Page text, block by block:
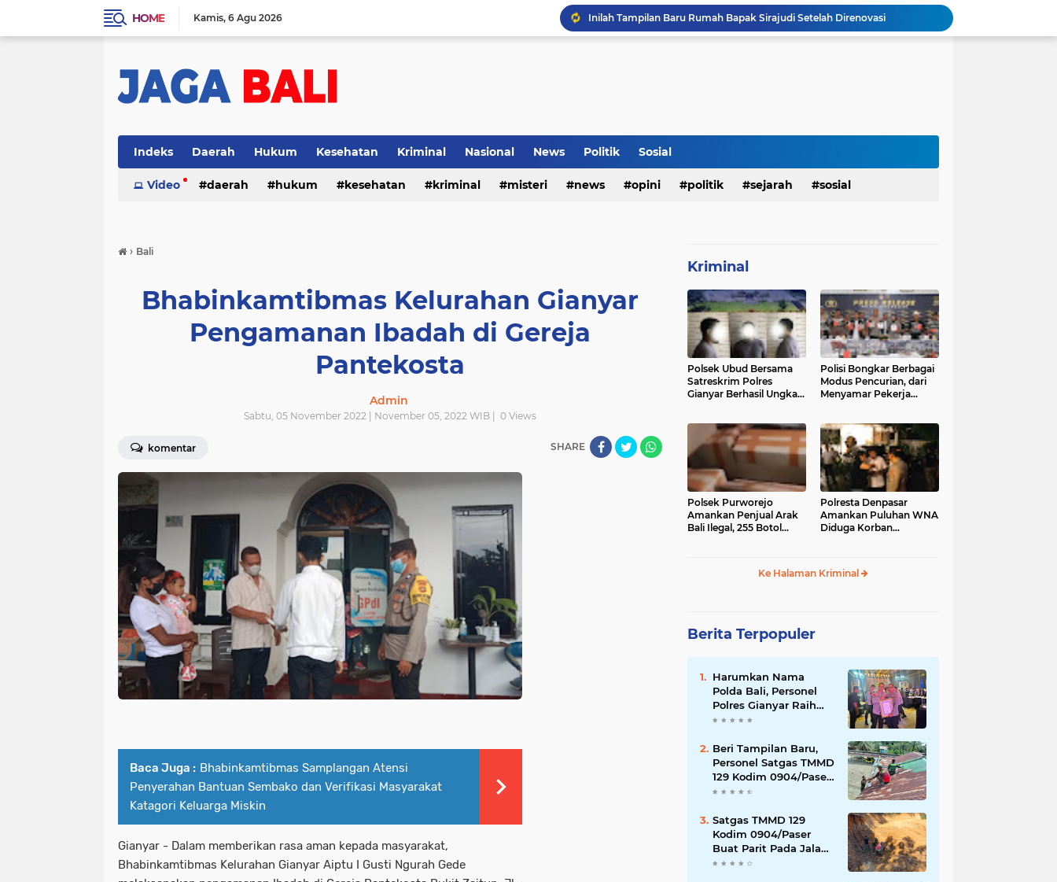
HOME Kamis 6 Agu 2026
Polresta Denpasar Ungkap Kasus Narkoba, Temukan Senpi dan Airsoft Gun Saat Pengerebekan
Polres Gianyar Gelar Apel Kesiapan Pengamanan Final Piala Presiden 2026
Inilah Tampilan Baru Rumah Bapak Sirajudi Setelah Direnovasi
Indeks Daerah Hukum Kesehatan Kriminal Nasional News Politik Sosial
Video daerah hukum kesehatan kriminal misteri news opini politik sejarah sosial
› Bali
Bhabinkamtibmas Kelurahan Gianyar
Pengamanan Ibadah di Gereja
Pantekosta
Admin
Sabtu, 05 November 2022 | November 05, 2022 WIB | 0 Views
komentar SHARE
Baca Juga : Bhabinkamtibmas Samplangan Atensi
Penyerahan Bantuan Sembako dan Verifikasi Masyarakat
Katagori Keluarga Miskin
Gianyar - Dalam memberikan rasa aman kepada masyarakat,
Bhabinkamtibmas Kelurahan Gianyar Aiptu I Gusti Ngurah Gede
Kriminal
Polsek Ubud Bersama
Satreskrim Polres
Gianyar Berhasil Ungkap
Polisi Bongkar Berbagai
Modus Pencurian, dari
Menyamar Pekerja
Polsek Purworejo
Amankan Penjual Arak
Bali Ilegal, 255 Botol
Polresta Denpasar
Amankan Puluhan WNA
Diduga Korban
Ke Halaman Kriminal
Berita Terpopuler
Harumkan Nama
Polda Bali, Personel
Polres Gianyar Raih
Penghargaan
Beri Tampilan Baru,
Personel Satgas TMMD
129 Kodim 0904/Paser
Cat Atap Rumah
Satgas TMMD 129
Kodim 0904/Paser
Buat Parit Pada Jalan
Baru